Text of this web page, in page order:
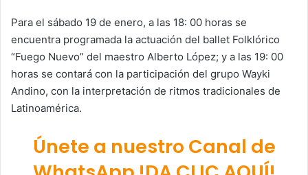
Para el sábado 19 de enero, a las 18: 00 horas se
encuentra programada la actuación del ballet Folklórico
“Fuego Nuevo” del maestro Alberto López; y a las 19: 00
horas se contará con la participación del grupo Wayki
Andino, con la interpretación de ritmos tradicionales de
Latinoamérica.
Únete a nuestro Canal de